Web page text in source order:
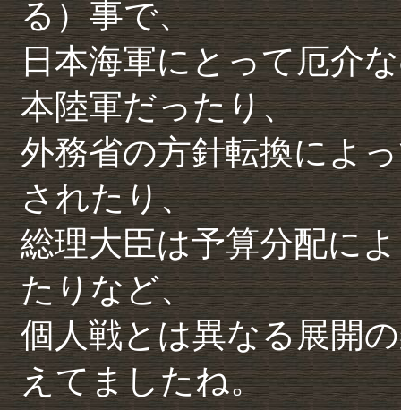
る）事で、
日本海軍にとって厄介
本陸軍だったり、
外務省の方針転換によ
されたり、
総理大臣は予算分配に
たりなど、
個人戦とは異なる展開
えてましたね。